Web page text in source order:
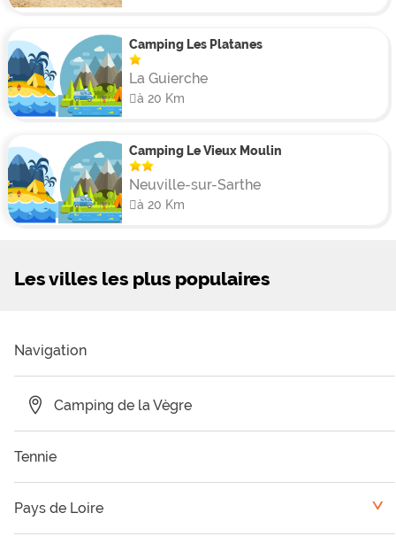
Camping Les Platanes
La Guierche
à 20 Km
Camping Le Vieux Moulin
Neuville-sur-Sarthe
à 20 Km
Les villes les plus populaires
Navigation
Camping de la Vègre
Tennie
Pays de Loire <